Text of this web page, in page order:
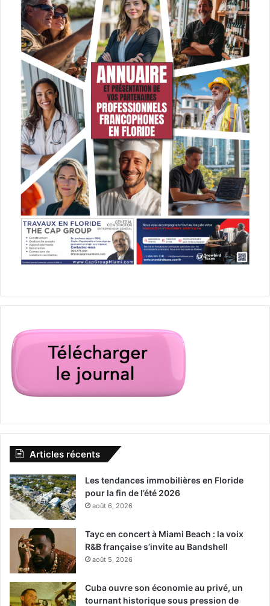
Articles récents
Les tendances immobilières en Floride
pour la fin de l’été 2026
août 6, 2026
Tayc en concert à Miami Beach : la voix
R&B française s’invite au Bandshell
août 5, 2026
Cuba ouvre son économie au privé, un
tournant historique sous pression de